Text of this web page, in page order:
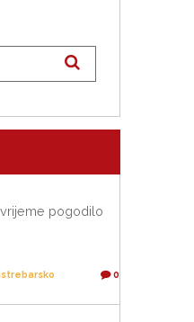
pogodilo
0